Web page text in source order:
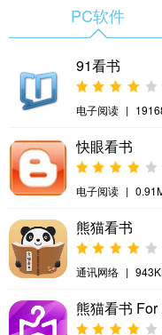
用户提供大量免费或收费
书、小说与漫画。
PC软件
91看书
电子阅读 |
快眼看书
电子阅读 |
熊猫看书
通讯网络 |
熊猫看书 For